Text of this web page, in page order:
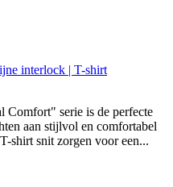
interlock | T-shirt
serie is de perfecte
aan stijlvol en comfortabel
shirt snit zorgen voor een...